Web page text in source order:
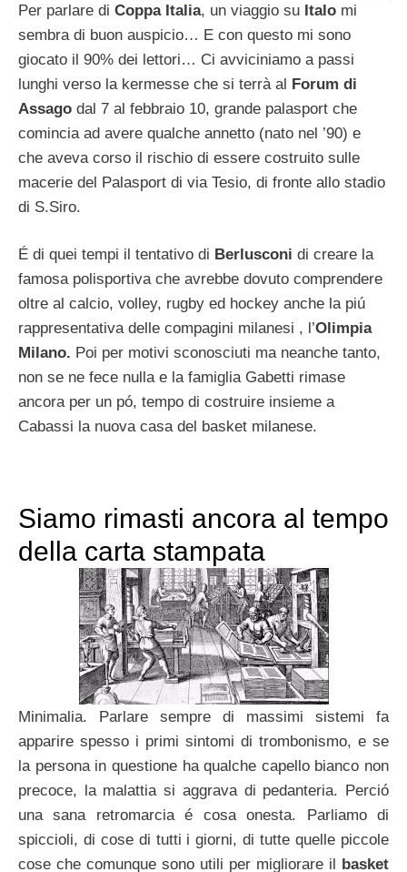
Per parlare di Coppa Italia, un viaggio su Italo mi
sembra di buon auspicio… E con questo mi sono
giocato il 90% dei lettori… Ci avviciniamo a passi
lunghi verso la kermesse che si terrà al Forum di
Assago dal 7 al febbraio 10, grande palasport che
comincia ad avere qualche annetto (nato nel ’90) e
che aveva corso il rischio di essere costruito sulle
macerie del Palasport di via Tesio, di fronte allo stadio
di S.Siro.
É di quei tempi il tentativo di Berlusconi di creare la
famosa polisportiva che avrebbe dovuto comprendere
oltre al calcio, volley, rugby ed hockey anche la piú
rappresentativa delle compagini milanesi , l’Olimpia
Milano. Poi per motivi sconosciuti ma neanche tanto,
non se ne fece nulla e la famiglia Gabetti rimase
ancora per un pó, tempo di costruire insieme a
Cabassi la nuova casa del basket milanese.
Siamo rimasti ancora al tempo
della carta stampata
Minimalia. Parlare sempre di massimi sistemi fa
apparire spesso i primi sintomi di trombonismo, e se
la persona in questione ha qualche capello bianco non
precoce, la malattia si aggrava di pedanteria. Perció
una sana retromarcia é cosa onesta. Parliamo di
spiccioli, di cose di tutti i giorni, di tutte quelle piccole
cose che comunque sono utili per migliorare il
basket